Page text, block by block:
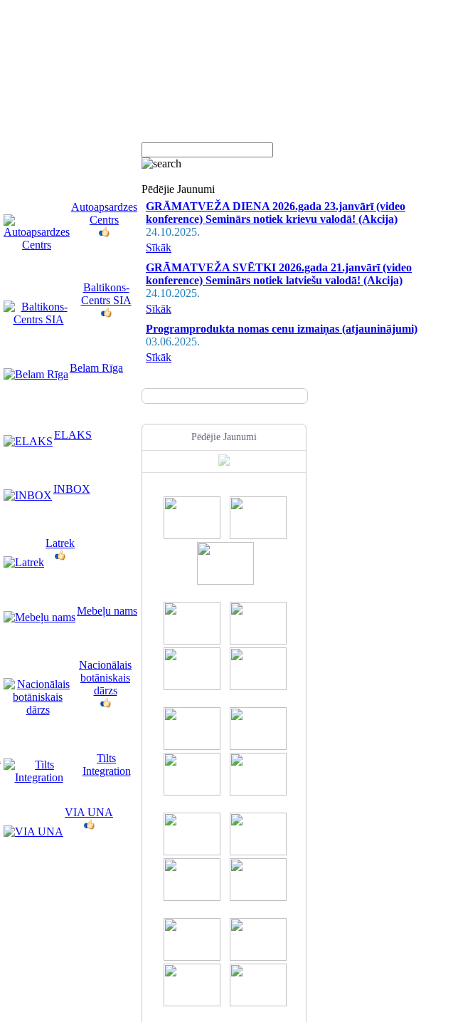
Autoapsardzes
Centrs
Baltikons-
Centrs SIA
Belam Rīga
ELAKS
INBOX
Latrek
Mebeļu nams
Nacionālais
botāniskais
dārzs
Tilts
Integration
VIA UNA
Pēdējie Jaunumi
GRĀMATVEŽA DIENA 2026.gada 23.janvārī (video
konference) Seminārs notiek krievu valodā! (Akcija)
24.10.2025.
Sīkāk
GRĀMATVEŽA SVĒTKI 2026.gada 21.janvārī (video
konference) Seminārs notiek latviešu valodā! (Akcija)
24.10.2025.
Sīkāk
Programprodukta nomas cenu izmaiņas (atjauninājumi)
03.06.2025.
Sīkāk
Pēdējie Jaunumi